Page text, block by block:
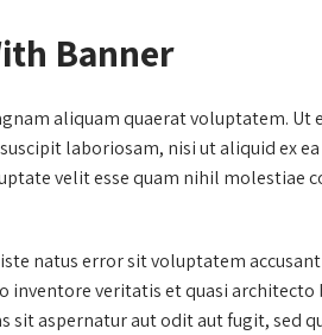
Banner
aliquam quaerat voluptatem. Ut
laboriosam, nisi ut aliquid ex
velit esse quam nihil molestiae
natus error sit voluptatem
inventore veritatis et quasi
sit aspernatur aut odit aut fugit, sed